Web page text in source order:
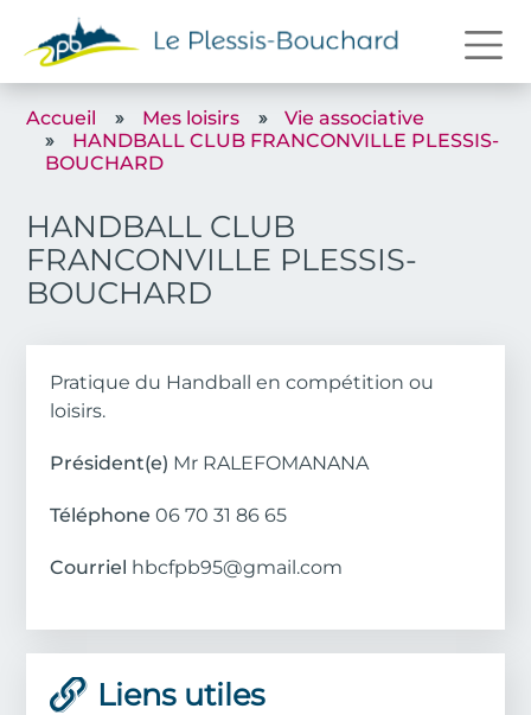
Accueil Mes loisirs
Vie associative
HANDBALL CLUB FRANCONVILLE PLESSIS-
BOUCHARD
HANDBALL CLUB
FRANCONVILLE PLESSIS-
BOUCHARD
Body
Pratique du Handball en compétition ou
loisirs.
Président(e) Mr RALEFOMANANA
Téléphone 06 70 31 86 65
Courriel hbcfpb95@gmail.com
Liens utiles